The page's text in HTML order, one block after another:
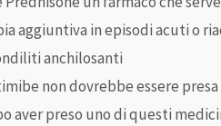
aggiuntiva in episodi acuti o
anchilosanti
non dovrebbe essere presa
aver preso uno di questi